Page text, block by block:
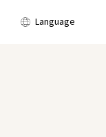
Language